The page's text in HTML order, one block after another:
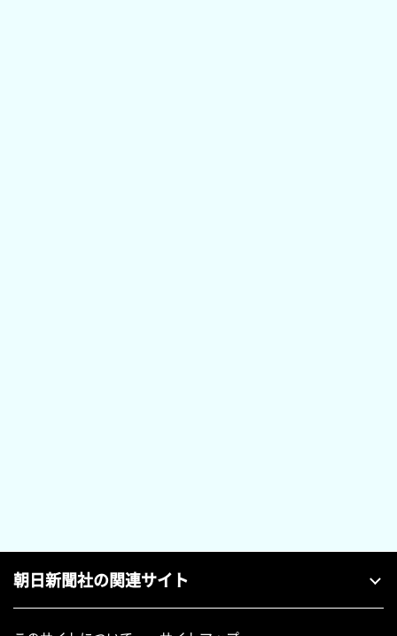
朝日新聞社の関連サイト